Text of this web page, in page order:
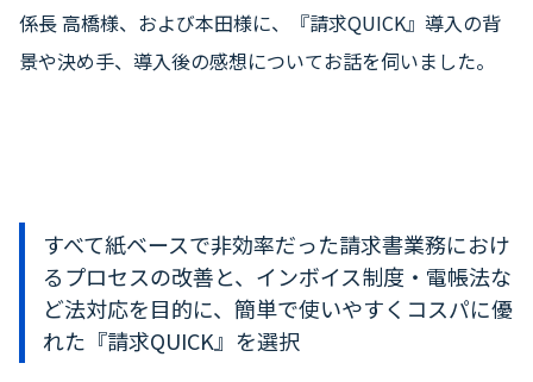
係長 高橋様、および本田様に、『請求QUICK』導入の背
景や決め手、導入後の感想についてお話を伺いました。
すべて紙ベースで非効率だった請求書業務におけ
るプロセスの改善と、インボイス制度・電帳法な
ど法対応を目的に、簡単で使いやすくコスパに優
れた『請求QUICK』を選択